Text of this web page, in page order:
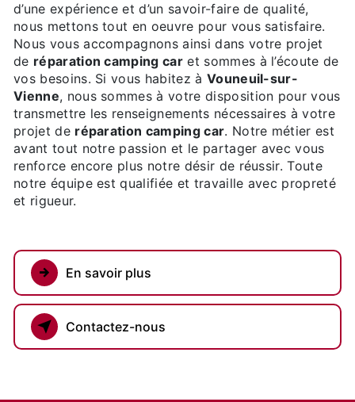
d’une expérience et d’un savoir-faire de qualité,
nous mettons tout en oeuvre pour vous satisfaire.
Nous vous accompagnons ainsi dans votre projet
de réparation camping car et sommes à l’écoute de
vos besoins. Si vous habitez à Vouneuil-sur-
Vienne, nous sommes à votre disposition pour vous
transmettre les renseignements nécessaires à votre
projet de réparation camping car. Notre métier est
avant tout notre passion et le partager avec vous
renforce encore plus notre désir de réussir. Toute
notre équipe est qualifiée et travaille avec propreté
et rigueur.
En savoir plus
Contactez-nous